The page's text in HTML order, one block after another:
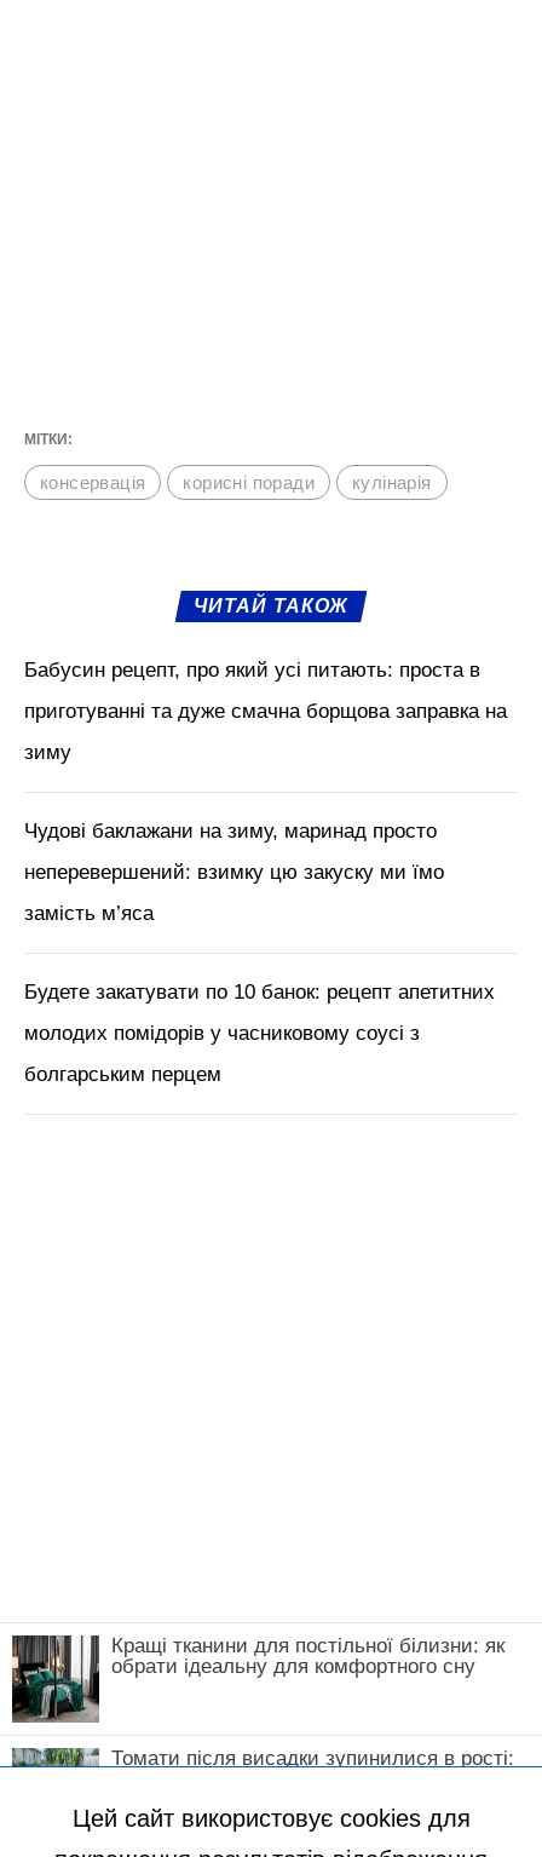
МІТКИ:
консервація корисні поради кулінарія
ЧИТАЙ ТАКОЖ
Бабусин рецепт, про який усі питають: проста в
приготуванні та дуже смачна борщова заправка на
зиму
Чудові баклажани на зиму, маринад просто
неперевершений: взимку цю закуску ми їмо
замість м’яса
Будете закатувати по 10 банок: рецепт апетитних
молодих помідорів у часниковому соусі з
болгарським перцем
Кращі тканини для постільної білизни: як
обрати ідеальну для комфортного сну
Томати після висадки зупинилися в рості:
Цей сайт використовує cookies для